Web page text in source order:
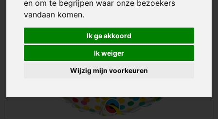
en om te begrijpen waar onze bezoekers
vandaan komen.
Ik ga akkoord
Ik weiger
Wijzig mijn voorkeuren